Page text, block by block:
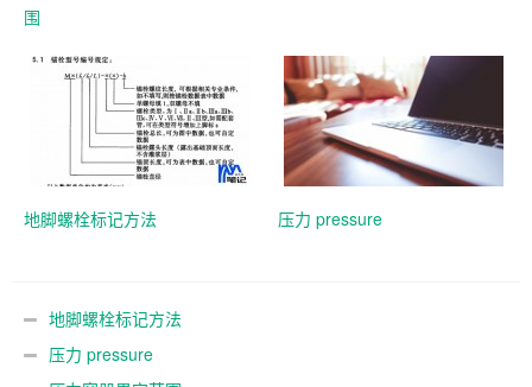
围
地脚螺栓标记方法 压力 pressure
地脚螺栓标记方法
压力 pressure